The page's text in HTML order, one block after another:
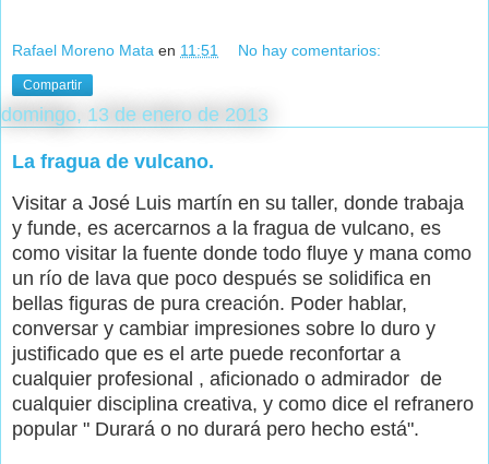
Rafael Moreno Mata en 11:51 No hay comentarios:
Compartir
domingo, 13 de enero de 2013
La fragua de vulcano.
Visitar a José Luis martín en su taller, donde trabaja
y funde, es acercarnos a la fragua de vulcano, es
como visitar la fuente donde todo fluye y mana como
un río de lava que poco después se solidifica en
bellas figuras de pura creación. Poder hablar,
conversar y cambiar impresiones sobre lo duro y
justificado que es el arte puede reconfortar a
cualquier profesional , aficionado o admirador de
cualquier disciplina creativa, y como dice el refranero
popular " Durará o no durará pero hecho está".